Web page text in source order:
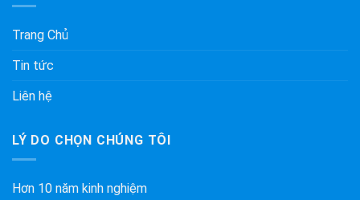
Trang Chủ
Tin tức
Liên hệ
LÝ DO CHỌN CHÚNG TÔI
Hơn 10 năm kinh nghiệm